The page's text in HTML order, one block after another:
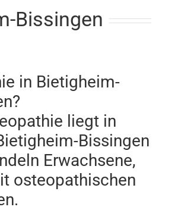
Bissingen
in Bietigheim-
liegt in
Bissingen
Erwachsene,
osteopathischen